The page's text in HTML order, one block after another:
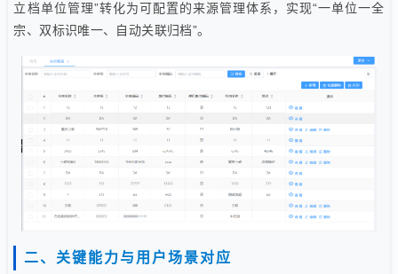
立档单位管理”转化为可配置的来源管理体系，实现“一单位一全
宗、双标识唯一、自动关联归档”。
二、关键能力与用户场景对应